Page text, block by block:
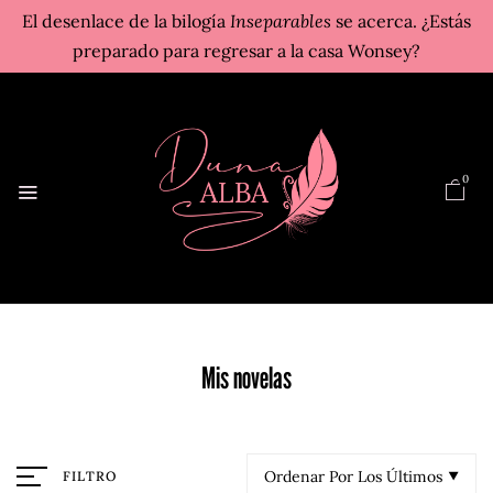
El desenlace de la bilogía Inseparables se acerca. ¿Estás
preparado para regresar a la casa Wonsey?
0
Mis novelas
FILTRO Ordenar Por Los Últimos